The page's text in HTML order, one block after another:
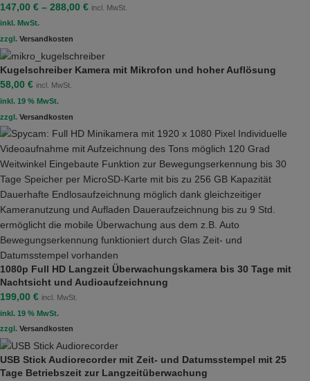
147,00 € – 288,00 € incl. MwSt.
inkl. MwSt.
zzgl. Versandkosten
Kugelschreiber Kamera mit Mikrofon und hoher Auflösung
58,00 € incl. MwSt.
inkl. 19 % MwSt.
zzgl. Versandkosten
1080p Full HD Langzeit Überwachungskamera bis 30 Tage mit
Nachtsicht und Audioaufzeichnung
199,00 € incl. MwSt.
inkl. 19 % MwSt.
zzgl. Versandkosten
USB Stick Audiorecorder mit Zeit- und Datumsstempel mit 25
Tage Betriebszeit zur Langzeitüberwachung